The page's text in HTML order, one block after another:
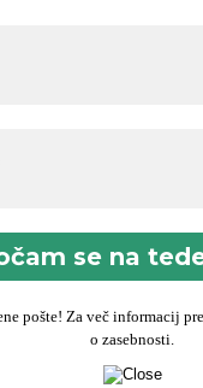
pošte! Za več informacij
o zasebnosti.